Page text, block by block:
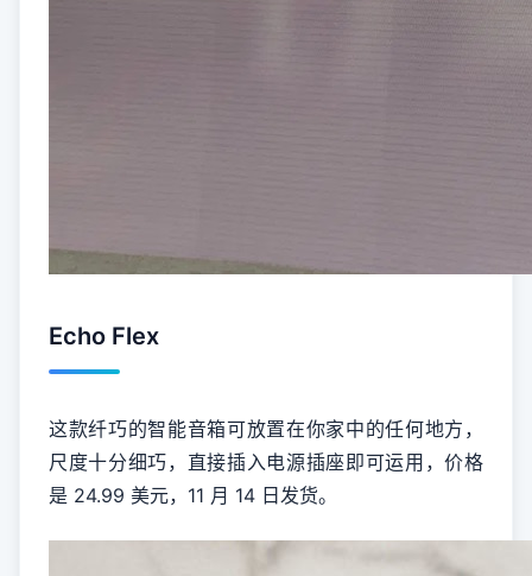
Echo Flex
这款纤巧的智能音箱可放置在你家中的任何地方，
尺度十分细巧，直接插入电源插座即可运用，价格
是 24.99 美元，11 月 14 日发货。